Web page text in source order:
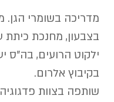
מדריכה בשומרי הגן.
בצבעון, מחנכת כיתת
ילקוט הרועים, בה"ס
בקיבוץ אלרום.
שותפה בצוות